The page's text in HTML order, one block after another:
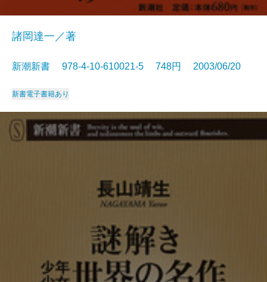
諸岡達一／著
新潮新書 978-4-10-610021-5 748円 2003/06/20
新書電子書籍あり